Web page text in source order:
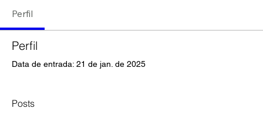
Perfil
Perfil
Data de entrada: 21 de jan. de 2025
Posts